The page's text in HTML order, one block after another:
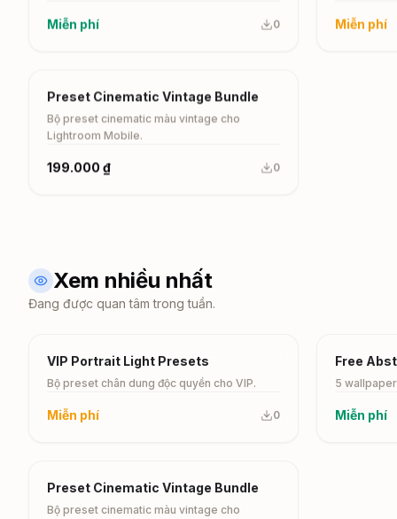
Miễn phí 0 Miễn phí
Paid
Preset Cinematic Vintage Bundle
Bộ preset cinematic màu vintage cho
Lightroom Mobile.
199.000 ₫ 0
Xem nhiều nhất
Đang được quan tâm trong tuần.
VIP
VIP Portrait Light Presets
Bộ preset chân dung độc quyền cho VIP.
Miễn phí 0
Free
Free
5
Miễn phí
Paid
Preset Cinematic Vintage Bundle
Bộ preset cinematic màu vintage cho